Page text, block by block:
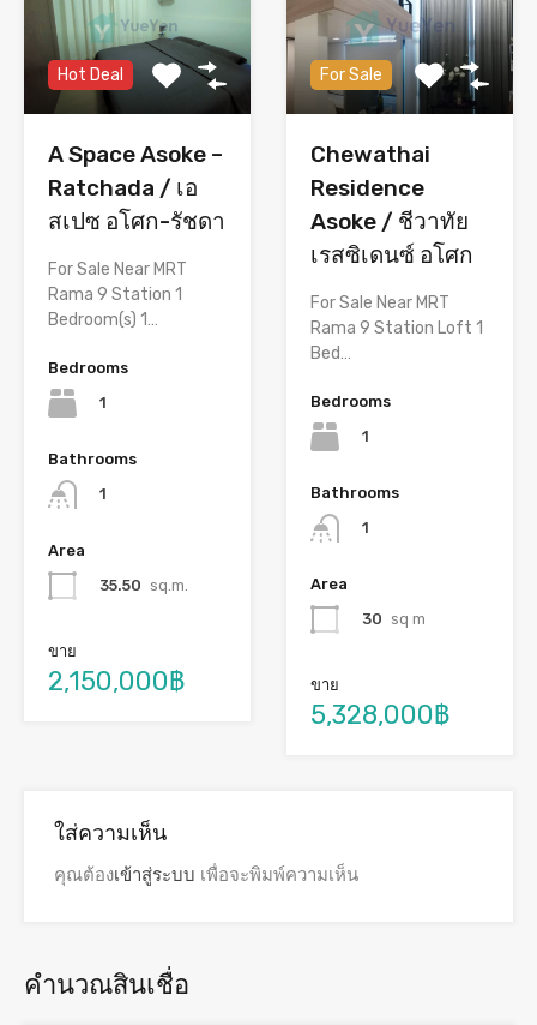
Hot Deal
A Space Asoke –
Ratchada / เอ
สเปซ อโศก-รัชดา
For Sale Near MRT
Rama 9 Station 1
Bedroom(s) 1…
Bedrooms
1
Bathrooms
1
Area
35.50 sq.m.
ขาย
2,150,000฿
For Sale
Chewathai
Residence
Asoke / ชีวาทัย
เรสซิเดนซ์ อโศก
For Sale Near MRT
Rama 9 Station Loft 1
Bed…
Bedrooms
1
Bathrooms
1
Area
30 sq m
ขาย
5,328,000฿
ใส่ความเห็น
คุณต้องเข้าสู่ระบบ เพื่อจะพิมพ์ความเห็น
คำนวณสินเชื่อ